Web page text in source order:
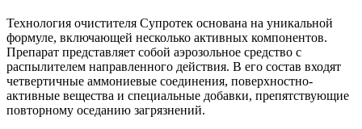
Технология очистителя Супротек основана на уникальной
формуле, включающей несколько активных компонентов.
Препарат представляет собой аэрозольное средство с
распылителем направленного действия. В его состав входят
четвертичные аммониевые соединения, поверхностно-
активные вещества и специальные добавки, препятствующие
повторному оседанию загрязнений.